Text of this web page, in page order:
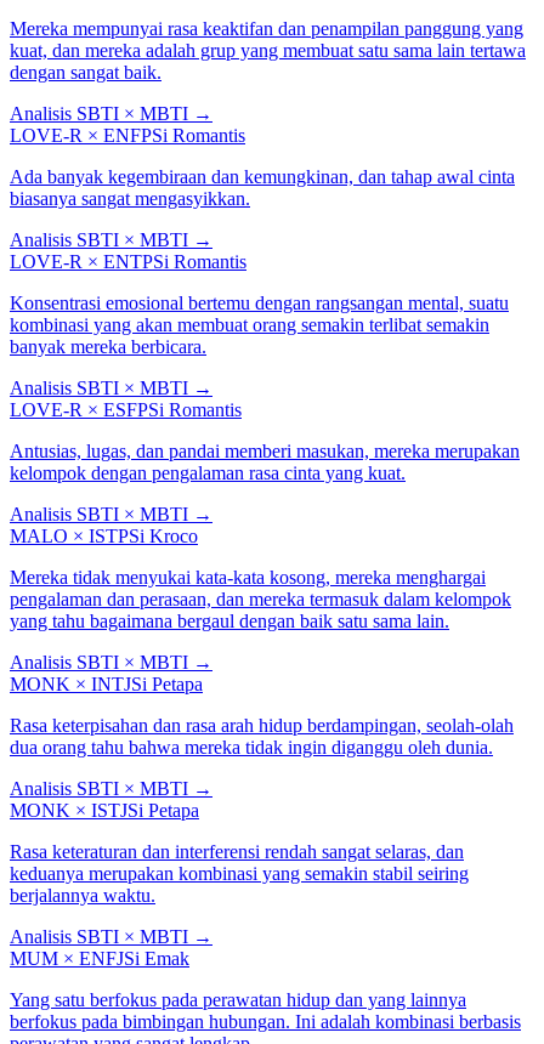
Mereka mempunyai rasa keaktifan dan penampilan panggung yang
kuat, dan mereka adalah grup yang membuat satu sama lain tertawa
dengan sangat baik.
Analisis SBTI × MBTI →
LOVE-R × ENFPSi Romantis
Ada banyak kegembiraan dan kemungkinan, dan tahap awal cinta
biasanya sangat mengasyikkan.
Analisis SBTI × MBTI →
LOVE-R × ENTPSi Romantis
Konsentrasi emosional bertemu dengan rangsangan mental, suatu
kombinasi yang akan membuat orang semakin terlibat semakin
banyak mereka berbicara.
Analisis SBTI × MBTI →
LOVE-R × ESFPSi Romantis
Antusias, lugas, dan pandai memberi masukan, mereka merupakan
kelompok dengan pengalaman rasa cinta yang kuat.
Analisis SBTI × MBTI →
MALO × ISTPSi Kroco
Mereka tidak menyukai kata-kata kosong, mereka menghargai
pengalaman dan perasaan, dan mereka termasuk dalam kelompok
yang tahu bagaimana bergaul dengan baik satu sama lain.
Analisis SBTI × MBTI →
MONK × INTJSi Petapa
Rasa keterpisahan dan rasa arah hidup berdampingan, seolah-olah
dua orang tahu bahwa mereka tidak ingin diganggu oleh dunia.
Analisis SBTI × MBTI →
MONK × ISTJSi Petapa
Rasa keteraturan dan interferensi rendah sangat selaras, dan
keduanya merupakan kombinasi yang semakin stabil seiring
berjalannya waktu.
Analisis SBTI × MBTI →
MUM × ENFJSi Emak
Yang satu berfokus pada perawatan hidup dan yang lainnya
berfokus pada bimbingan hubungan. Ini adalah kombinasi berbasis